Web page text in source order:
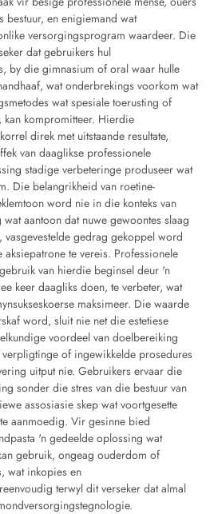
bestuur, en enigiemand wat
versorgingsprogram waardeer. Die
dat gebruikers hul
by die gimnasium of oral waar hulle
wat onderbrekings voorkom wat
wat spesiale toerusting of
kompromitteer. Hierdie
direk met uitstaande resultate,
van daaglikse professionele
stadige verbeteringe produseer wat
Die belangrikheid van roetine-
word nie in die konteks van
aantoon dat nuwe gewoontes slaag
vasgevestelde gedrag gekoppel word
te vereis. Professionele
van hierdie beginsel deur 'n
keer daagliks doen, te verbeter, wat
maksimeer. Die waarde
word, sluit nie net die estetiese
voordeel van doelbereiking
of ingewikkelde prosedures
uitput nie. Gebruikers ervaar die
sonder die stres van die bestuur van
assosiasie skep wat voortgesette
aanmoedig. Vir gesinne bied
'n gedeelde oplossing wat
gebruik, ongeag ouderdom of
wat inkopies en
terwyl dit verseker dat almal